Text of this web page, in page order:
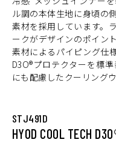
ル調の本体生地に身頃の
素材を採用しています。
ークがデザインのポイン
素材によるパイピング仕
D3O®プロテクターを標
にも配慮したクーリング
STJ491D
HYOD COOL TECH